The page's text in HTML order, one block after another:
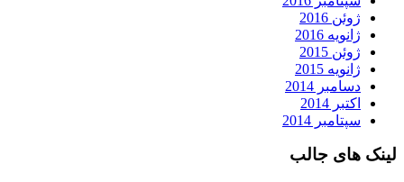
ژوئن 2016
ژانویه 2016
ژوئن 2015
ژانویه 2015
دسامبر 2014
اکتبر 2014
سپتامبر 2014
لینک های جالب